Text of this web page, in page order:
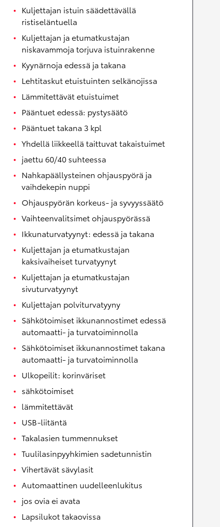
Kuljettajan istuin säädettävällä
ristiseläntuella
Kuljettajan ja etumatkustajan
niskavammoja torjuva istuinrakenne
Kyynärnoja edessä ja takana
Lehtitaskut etuistuinten selkänojissa
Lämmitettävät etuistuimet
Pääntuet edessä: pystysäätö
Pääntuet takana 3 kpl
Yhdellä liikkeellä taittuvat takaistuimet
jaettu 60/40 suhteessa
Nahkapäällysteinen ohjauspyörä ja
vaihdekepin nuppi
Ohjauspyörän korkeus- ja syvyyssäätö
Vaihteenvalitsimet ohjauspyörässä
Ikkunaturvatyynyt: edessä ja takana
Kuljettajan ja etumatkustajan
kaksivaiheiset turvatyynyt
Kuljettajan ja etumatkustajan
sivuturvatyynyt
Kuljettajan polviturvatyyny
Sähkötoimiset ikkunannostimet edessä
automaatti- ja turvatoiminnolla
Sähkötoimiset ikkunannostimet takana
automaatti- ja turvatoiminnolla
Ulkopeilit: korinväriset
sähkötoimiset
lämmitettävät
USB-liitäntä
Takalasien tummennukset
Tuulilasinpyyhkimien sadetunnistin
Vihertävät sävylasit
Automaattinen uudelleenlukitus
jos ovia ei avata
Lapsilukot takaovissa